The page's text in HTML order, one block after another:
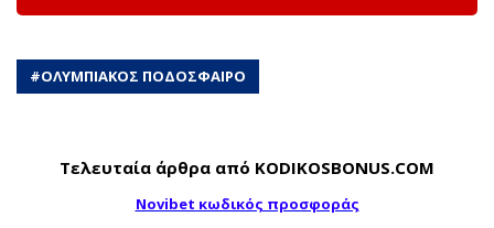
#ΟΛΥΜΠΙΑΚΟΣ ΠΟΔΟΣΦΑΙΡΟ
Τελευταία άρθρα από KODIKOSBONUS.COM
Novibet κωδικός προσφοράς